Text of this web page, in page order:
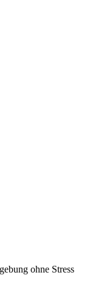
ohne Stress